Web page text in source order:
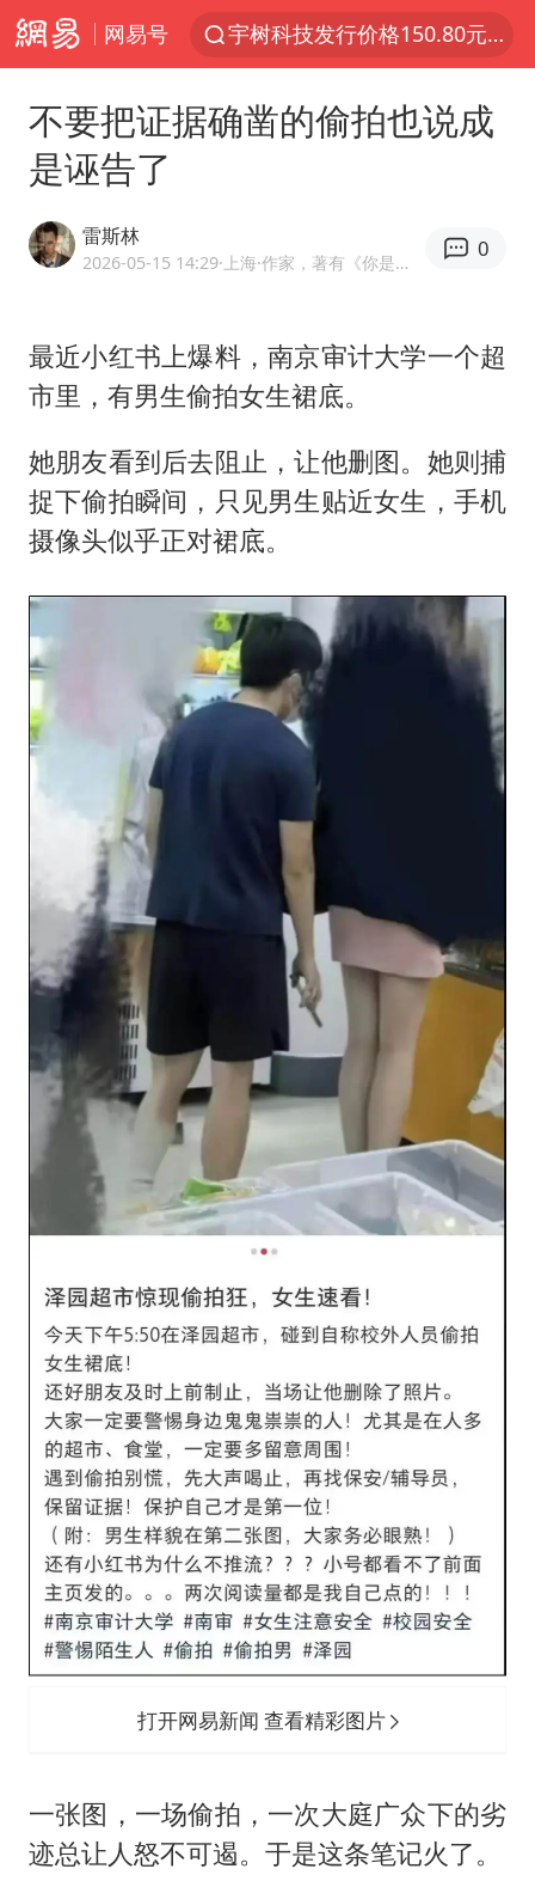
网易号
宇树科技发行价格150.80元/股
宇树科技王兴兴身家有望超200亿元
U17国足1分钟轰2球
法国将禁止“未经同意的电话营销”
27岁女子成组织卖淫集团主犯被通缉
吉林一“温度计大楼”读数爆表
东方甄选被判赔偿江小白30万元
奋进开新局 实干挑大梁
不要把证据确凿的偷拍也说成
是诬告了
雷斯林
2026-05-15 14:29·上海 ·作家，著有《你是那些年里最烈的酒》
0
最近小红书上爆料，南京审计大学一个超
市里，有男生偷拍女生裙底。
她朋友看到后去阻止，让他删图。她则捕
捉下偷拍瞬间，只见男生贴近女生，手机
摄像头似乎正对裙底。
打开网易新闻 查看精彩图片
一张图，一场偷拍，一次大庭广众下的劣
迹总让人怒不可遏。于是这条笔记火了。